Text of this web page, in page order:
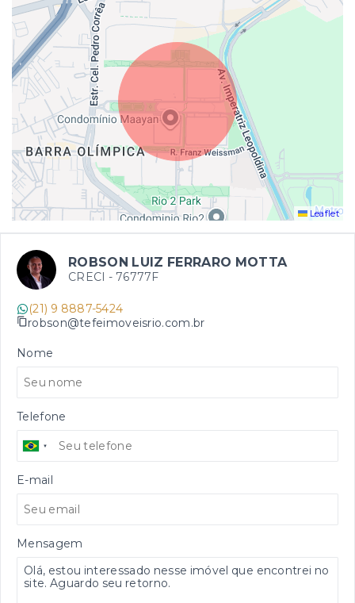
Leaflet
ROBSON LUIZ FERRARO MOTTA
CRECI - 76777F
(21) 9 8887-5424
robson@tefeimoveisrio.com.br
Nome
Telefone
E-mail
Mensagem